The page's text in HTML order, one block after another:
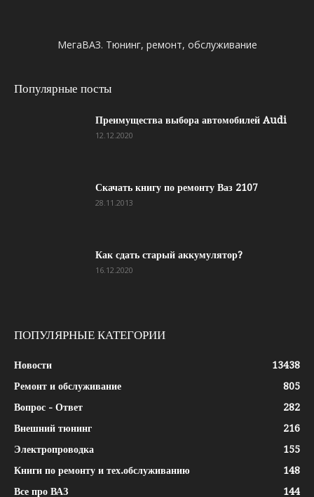
МегаВАЗ. Тюнинг, ремонт, обслуживание
Популярные посты
Преимущества выбора автомобилей Audi
12.12.2020
Скачать книгу по ремонту Ваз 2107
28.11.2013
Как сдать старый аккумулятор?
16.12.2020
ПОПУЛЯРНЫЕ КАТЕГОРИИ
Новости
13438
Ремонт и обслуживание
805
Вопрос - Ответ
282
Внешний тюнинг
216
Электропроводка
155
Книги по ремонту и тех.обслуживанию
148
Все про ВАЗ
144